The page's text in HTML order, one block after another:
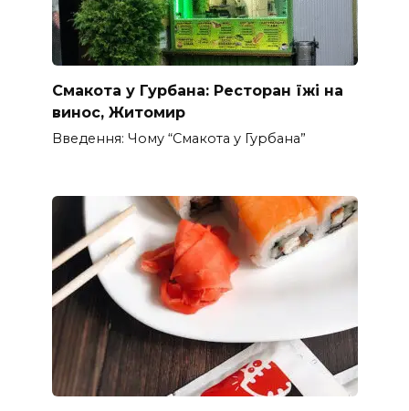
Смакота у Гурбана: Ресторан їжі на
винос, Житомир
Введення: Чому “Смакота у Гурбана”